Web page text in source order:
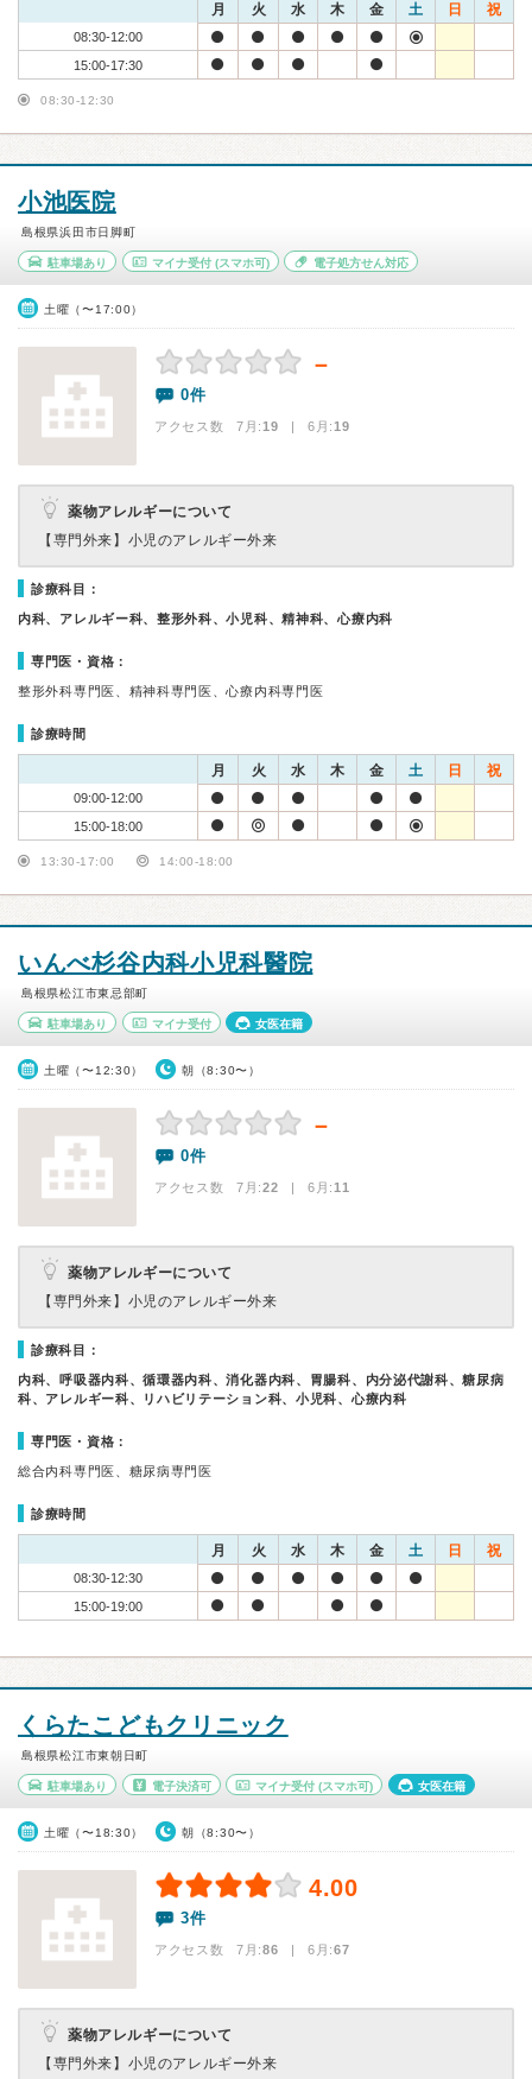
月 火 水 木 金 土 日 祝
08:30-12:00
15:00-17:30
08:30-12:30
小池医院
島根県浜田市日脚町
駐車場あり マイナ受付(スマホ可) 電子処方せん対応
土曜（〜17:00）
－
0件
アクセス数 7月:19 | 6月:19
薬物アレルギーについて
【専門外来】 小児のアレルギー外来
診療科目：
内科、アレルギー科、整形外科、小児科、精神科、心療内科
専門医・資格：
整形外科専門医、精神科専門医、心療内科専門医
診療時間
月 火 水 木 金 土 日 祝
09:00-12:00
15:00-18:00
13:30-17:00 14:00-18:00
いんべ杉谷内科小児科醫院
島根県松江市東忌部町
駐車場あり マイナ受付 女医在籍
土曜（〜12:30） 朝（8:30〜）
－
0件
アクセス数 7月:22 | 6月:11
薬物アレルギーについて
【専門外来】 小児のアレルギー外来
診療科目：
内科、呼吸器内科、循環器内科、消化器内科、胃腸科、内分泌代謝科、糖尿病
科、アレルギー科、リハビリテーション科、小児科、心療内科
専門医・資格：
総合内科専門医、糖尿病専門医
診療時間
月 火 水 木 金 土 日 祝
08:30-12:30
15:00-19:00
くらたこどもクリニック
島根県松江市東朝日町
駐車場あり 電子決済可 マイナ受付 (スマホ可) 女医在籍
土曜（〜18:30） 朝（8:30〜）
4.00
3件
アクセス数 7月:86 | 6月:67
薬物アレルギーについて
【専門外来】 小児のアレルギー外来